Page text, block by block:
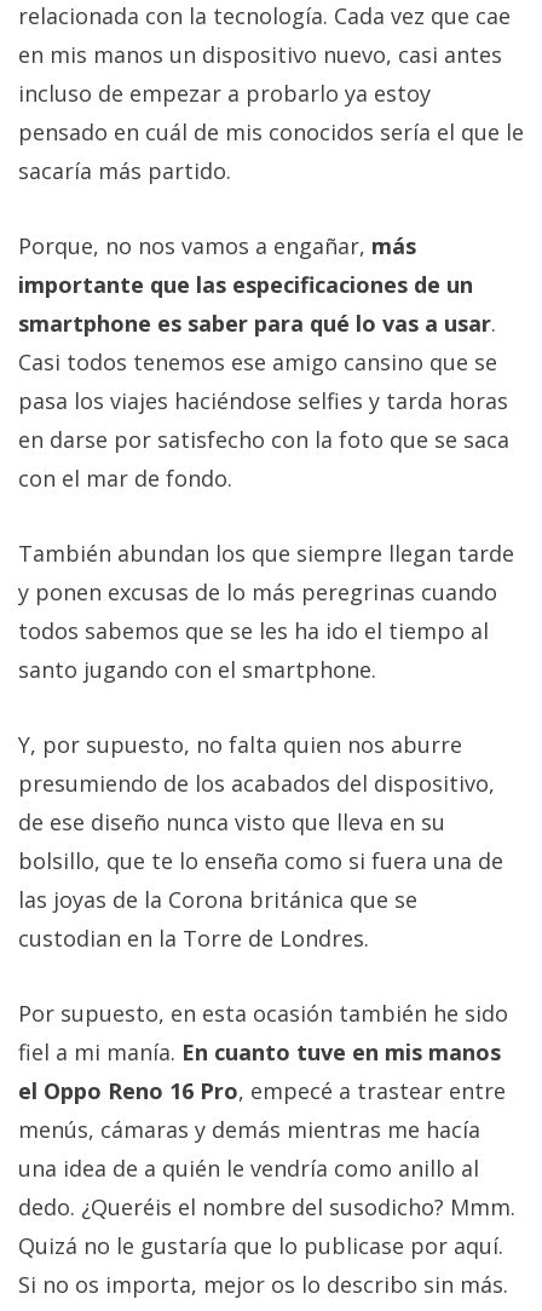
relacionada con la tecnología. Cada vez que cae
en mis manos un dispositivo nuevo, casi antes
incluso de empezar a probarlo ya estoy
pensado en cuál de mis conocidos sería el que le
sacaría más partido.
Porque, no nos vamos a engañar, más
importante que las especificaciones de un
smartphone es saber para qué lo vas a usar.
Casi todos tenemos ese amigo cansino que se
pasa los viajes haciéndose selfies y tarda horas
en darse por satisfecho con la foto que se saca
con el mar de fondo.
También abundan los que siempre llegan tarde
y ponen excusas de lo más peregrinas cuando
todos sabemos que se les ha ido el tiempo al
santo jugando con el smartphone.
Y, por supuesto, no falta quien nos aburre
presumiendo de los acabados del dispositivo,
de ese diseño nunca visto que lleva en su
bolsillo, que te lo enseña como si fuera una de
las joyas de la Corona británica que se
custodian en la Torre de Londres.
Por supuesto, en esta ocasión también he sido
fiel a mi manía. En cuanto tuve en mis manos
el Oppo Reno 16 Pro, empecé a trastear entre
menús, cámaras y demás mientras me hacía
una idea de a quién le vendría como anillo al
dedo. ¿Queréis el nombre del susodicho? Mmm.
Quizá no le gustaría que lo publicase por aquí.
Si no os importa, mejor os lo describo sin más.